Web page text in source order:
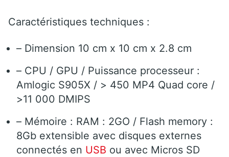
Caractéristiques techniques :
– Dimension 10 cm x 10 cm x 2.8 cm
– CPU / GPU / Puissance processeur :
Amlogic S905X / > 450 MP4 Quad core /
>11 000 DMIPS
– Mémoire : RAM : 2GO / Flash memory :
8Gb extensible avec disques externes
connectés en USB ou avec Micros SD